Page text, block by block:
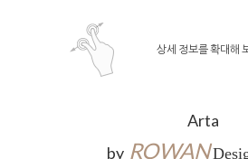
상세 정보를 확대해
Arta
by ROWAN